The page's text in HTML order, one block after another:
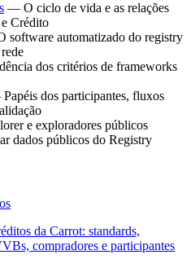
— O ciclo de vida e as relações
Crédito
software automatizado do registry
dos critérios de frameworks
dos participantes, fluxos
e exploradores públicos
dados públicos do Registry
da Carrot: standards,
compradores e participantes